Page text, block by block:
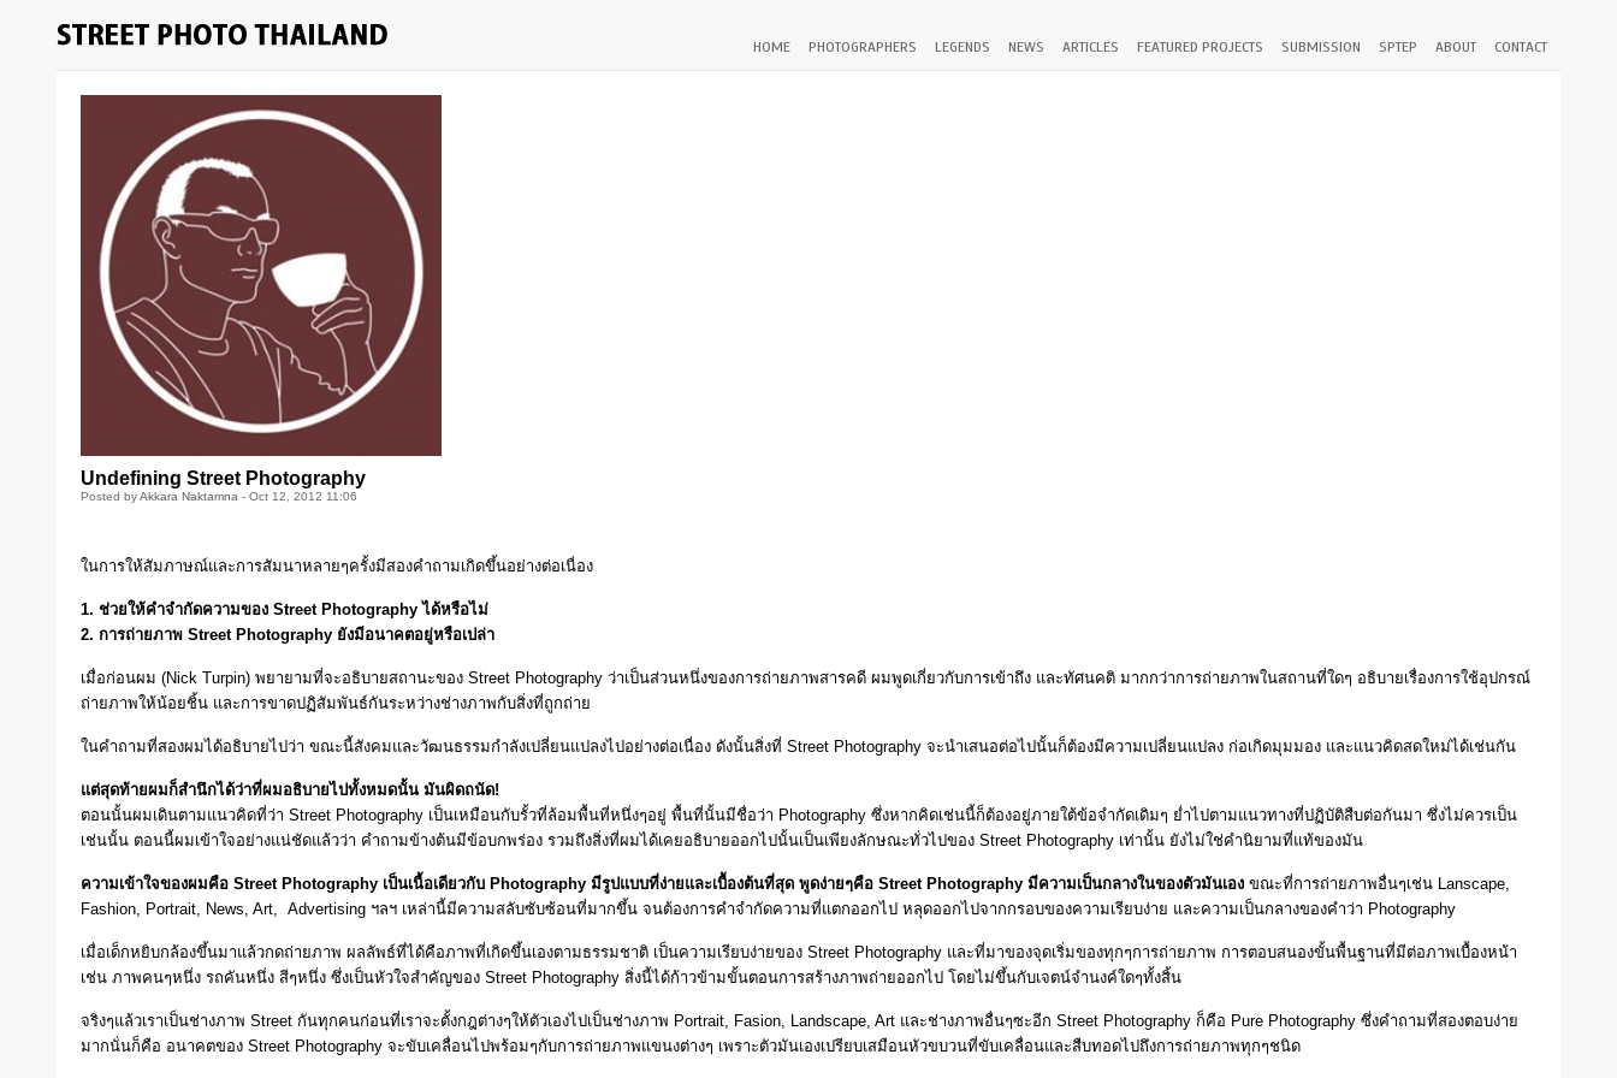
HOME PHOTOGRAPHERS LEGENDS NEWS ARTICLES FEATURED PROJECTS SUBMISSION SPTEP ABOUT CONTACT
Undefining Street Photography
Posted byAkkara Naktamna - Oct 12, 2012 11:06
ในการให้สัมภาษณ์และการสัมนาหลายๆครั้งมีสองคำถามเกิดขึ้นอย่างต่อเนื่อง
1. ช่วยให้คำจำกัดความของ Street Photography ได้หรือไม่
2. การถ่ายภาพ Street Photography ยังมีอนาคตอยู่หรือเปล่า
เมื่อก่อนผม (Nick Turpin) พยายามที่จะอธิบายสถานะของ Street Photography ว่าเป็นส่วนหนึ่งของการถ่ายภาพสารคดี ผมพูดเกี่ยวกับการเข้าถึง และทัศนคติ มากกว่าการถ่ายภาพในสถานที่ใดๆ อธิบายเรื่องการใช้อุปกรณ์
ถ่ายภาพให้น้อยชิ้น และการขาดปฏิสัมพันธ์กันระหว่างช่างภาพกับสิ่งที่ถูกถ่าย
ในคำถามที่สองผมได้อธิบายไปว่า ขณะนี้สังคมและวัฒนธรรมกำลังเปลี่ยนแปลงไปอย่างต่อเนื่อง ดังนั้นสิ่งที่ Street Photography จะนำเสนอต่อไปนั้นก็ต้องมีความเปลี่ยนแปลง ก่อเกิดมุมมอง และแนวคิดสดใหม่ได้เช่นกัน
แต่สุดท้ายผมก็สำนึกได้ว่าที่ผมอธิบายไปทั้งหมดนั้น มันผิดถนัด!
ตอนนั้นผมเดินตามแนวคิดที่ว่า Street Photography เป็นเหมือนกับรั้วที่ล้อมพื้นที่หนึ่งๆอยู่ พื้นที่นั้นมีชื่อว่า Photography ซึ่งหากคิดเช่นนี้ก็ต้องอยู่ภายใต้ข้อจำกัดเดิมๆ ย่ำไปตามแนวทางที่ปฏิบัติสืบต่อกันมา ซึ่งไม่ควรเป็น
เช่นนั้น ตอนนี้ผมเข้าใจอย่างแน่ชัดแล้วว่า คำถามข้างต้นมีข้อบกพร่อง รวมถึงสิ่งที่ผมได้เคยอธิบายออกไปนั้นเป็นเพียงลักษณะทั่วไปของ Street Photography เท่านั้น ยังไม่ใช่คำนิยามที่แท้ของมัน
ความเข้าใจของผมคือ Street Photography เป็นเนื้อเดียวกับ Photography มีรูปแบบที่ง่ายและเบื้องต้นที่สุด พูดง่ายๆคือ Street Photography มีความเป็นกลางในของตัวมันเอง ขณะที่การถ่ายภาพอื่นๆเช่น Lanscape,
Fashion, Portrait, News, Art, Advertising ฯลฯ เหล่านี้มีความสลับซับซ้อนที่มากขึ้น จนต้องการคำจำกัดความที่แตกออกไป หลุดออกไปจากกรอบของความเรียบง่าย และความเป็นกลางของคำว่า Photography
เมื่อเด็กหยิบกล้องขึ้นมาแล้วกดถ่ายภาพ ผลลัพธ์ที่ได้คือภาพที่เกิดขึ้นเองตามธรรมชาติ เป็นความเรียบง่ายของ Street Photography และที่มาของจุดเริ่มของทุกๆการถ่ายภาพ การตอบสนองขั้นพื้นฐานที่มีต่อภาพเบื้องหน้า
เช่น ภาพคนๆหนึ่ง รถคันหนึ่ง สีๆหนึ่ง ซึ่งเป็นหัวใจสำคัญของ Street Photography สิ่งนี้ได้ก้าวข้ามขั้นตอนการสร้างภาพถ่ายออกไป โดยไม่ขึ้นกับเจตน์จำนงค์ใดๆทั้งสิ้น
จริงๆแล้วเราเป็นช่างภาพ Street กันทุกคนก่อนที่เราจะตั้งกฎต่างๆให้ตัวเองไปเป็นช่างภาพ Portrait, Fasion, Landscape, Art และช่างภาพอื่นๆซะอีก Street Photography ก็คือ Pure Photography ซึ่งคำถามที่สองตอบง่าย
มากนั่นก็คือ อนาคตของ Street Photography จะขับเคลื่อนไปพร้อมๆกับการถ่ายภาพแขนงต่างๆ เพราะตัวมันเองเปรียบเสมือนหัวขบวนที่ขับเคลื่อนและสืบทอดไปถึงการถ่ายภาพทุกๆชนิด